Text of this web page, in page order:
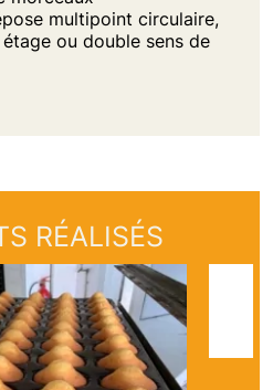
multipoint circulaire,
ou double sens de
RÉALISÉS